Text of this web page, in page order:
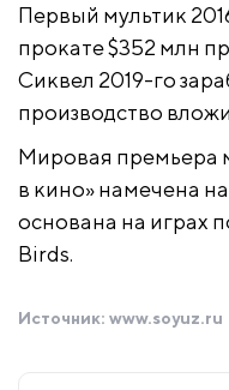
Первый мультик
прокате $352 млн
Сиквел 2019-го
производство
Мировая премьера
в кино» намечена
основана на играх
Birds.
Источник: www.soyuz.ru